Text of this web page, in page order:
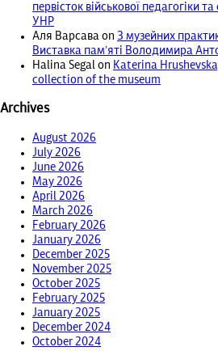
первісток військової педагогіки
УНР
Аля Варсава on З музейних
Виставка пам’яті Володимира
Halina Segal on Katerina
collection of the museum
Archives
August 2026
July 2026
June 2026
May 2026
April 2026
March 2026
February 2026
January 2026
December 2025
November 2025
October 2025
February 2025
January 2025
December 2024
October 2024